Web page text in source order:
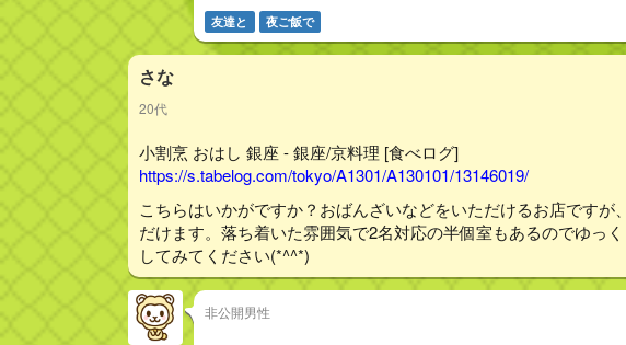
友達と 夜ご飯で
さな
20代
小割烹 おはし 銀座 - 銀座/京料理 [食べログ]
https://s.tabelog.com/tokyo/A1301/A130101/13146019/
こちらはいかがですか？おばんざいなどをいただけるお店ですが
だけます。落ち着いた雰囲気で2名対応の半個室もあるのでゆっ
してみてください(*^^*)
非公開男性